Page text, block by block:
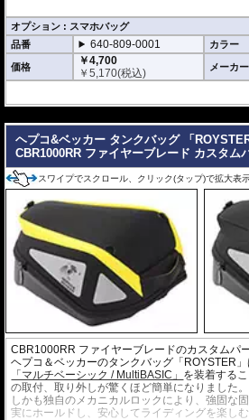
オプション : スマホバッグ
品番
640-809-0001 カラー
価格
￥4,700
￥5,170(税込) メーカー
ヘプコ&ベッカー タンクバッグ 「ROYSTER
CBR1000RR ファイヤーブレード カスタム
スワイプでスクロール、クリック(タップ)で拡大表
CBR1000RR ファイヤーブレードのカスタムパ
ヘプコ＆ベッカーのタンクバッグ「ROYSTER
「マルチベーシック / MultiBASIC」 を装着する
の取付、取り外しが驚くほど簡単になりました。
しかも独自のメカニカルロックにより、強固な
実にホールドし、安心してライディングを楽しむ